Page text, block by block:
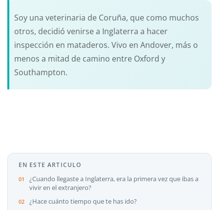
Soy una veterinaria de Coruña, que como muchos
otros, decidió venirse a Inglaterra a hacer
inspección en mataderos. Vivo en Andover, más o
menos a mitad de camino entre Oxford y
Southampton.
EN ESTE ARTICULO
¿Cuando llegaste a Inglaterra, era la primera vez que ibas a
vivir en el extranjero?
¿Hace cuánto tiempo que te has ido?